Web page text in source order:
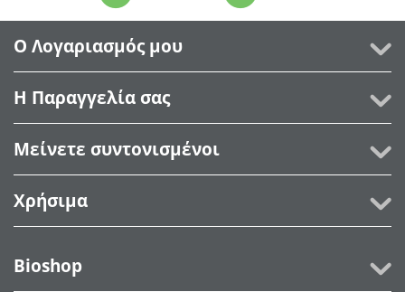
Ο Λογαριασμός μου
Η Παραγγελία σας
Μείνετε συντονισμένοι
Χρήσιμα
Bioshop